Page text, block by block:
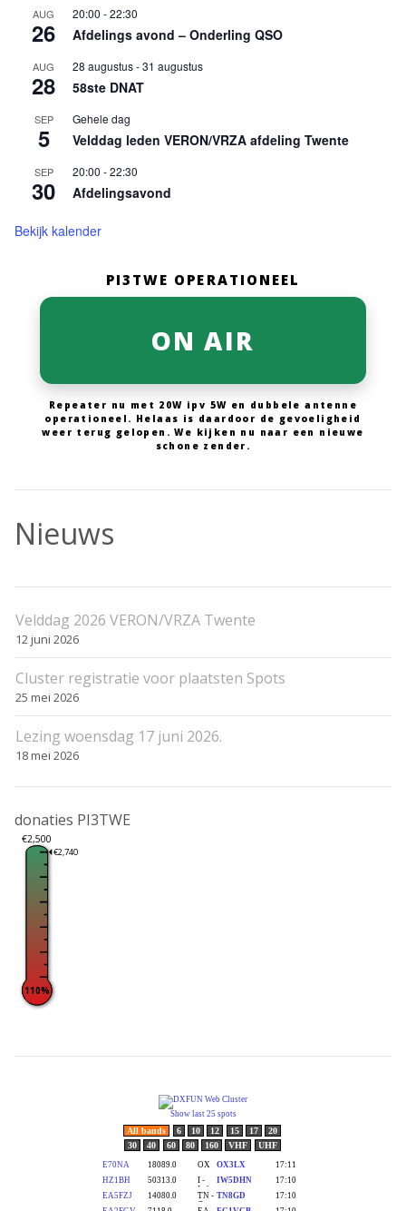
AUG
26
20:00 -22:30
Afdelings avond – Onderling QSO
AUG
28
28 augustus-31 augustus
58ste DNAT
SEP
5
Gehele dag
Velddag leden VERON/VRZA afdeling Twente
SEP
30
20:00 -22:30
Afdelingsavond
Bekijk kalender
PI3TWE OPERATIONEEL
ON AIR
Repeater nu met 20W ipv 5W en dubbele antenne
operationeel. Helaas is daardoor de gevoeligheid
weer terug gelopen. We kijken nu naar een nieuwe
schone zender.
Nieuws
Velddag 2026 VERON/VRZA Twente
12 juni 2026
Cluster registratie voor plaatsten Spots
25 mei 2026
Lezing woensdag 17 juni 2026.
18 mei 2026
donaties PI3TWE
€2,500
€2,740
110%